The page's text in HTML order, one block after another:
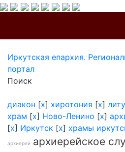
Иркутская епархия.
портал
Поиск
диакон [x] хиротония [x]
храм [x] Ново-Ленино [x]
[x] Иркутск [x] храмы
архиерей архиерейское